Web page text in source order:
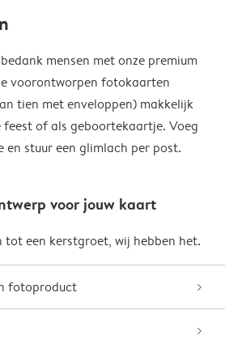
mensen met onze premium
voorontworpen fotokaarten
tien met enveloppen) makkelijk
of als geboortekaartje. Voeg
stuur een glimlach per post.
voor jouw kaart
een kerstgroet, wij hebben het.
fotoproduct